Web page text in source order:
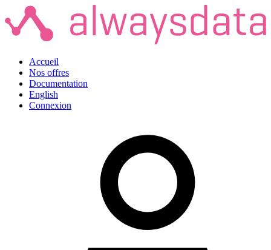
Accueil
Nos offres
Documentation
English
Connexion